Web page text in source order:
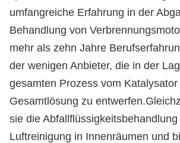
umfangreiche Erfahrung in der
Behandlung von
mehr als zehn Jahre
der wenigen Anbieter, die in der
gesamten Prozess vom
Gesamtlösung zu
sie die
Luftreinigung in Innenräumen und